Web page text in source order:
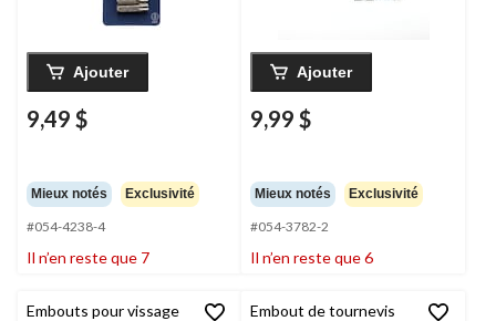
Ajouter
9,49 $
Mieux notés Exclusivité
#054-4238-4
Il n’en reste que 7
Ajouter
9,99 $
Mieux notés Exclusivité
#054-3782-2
Il n’en reste que 6
Embouts pour vissage
Embout de tournevis